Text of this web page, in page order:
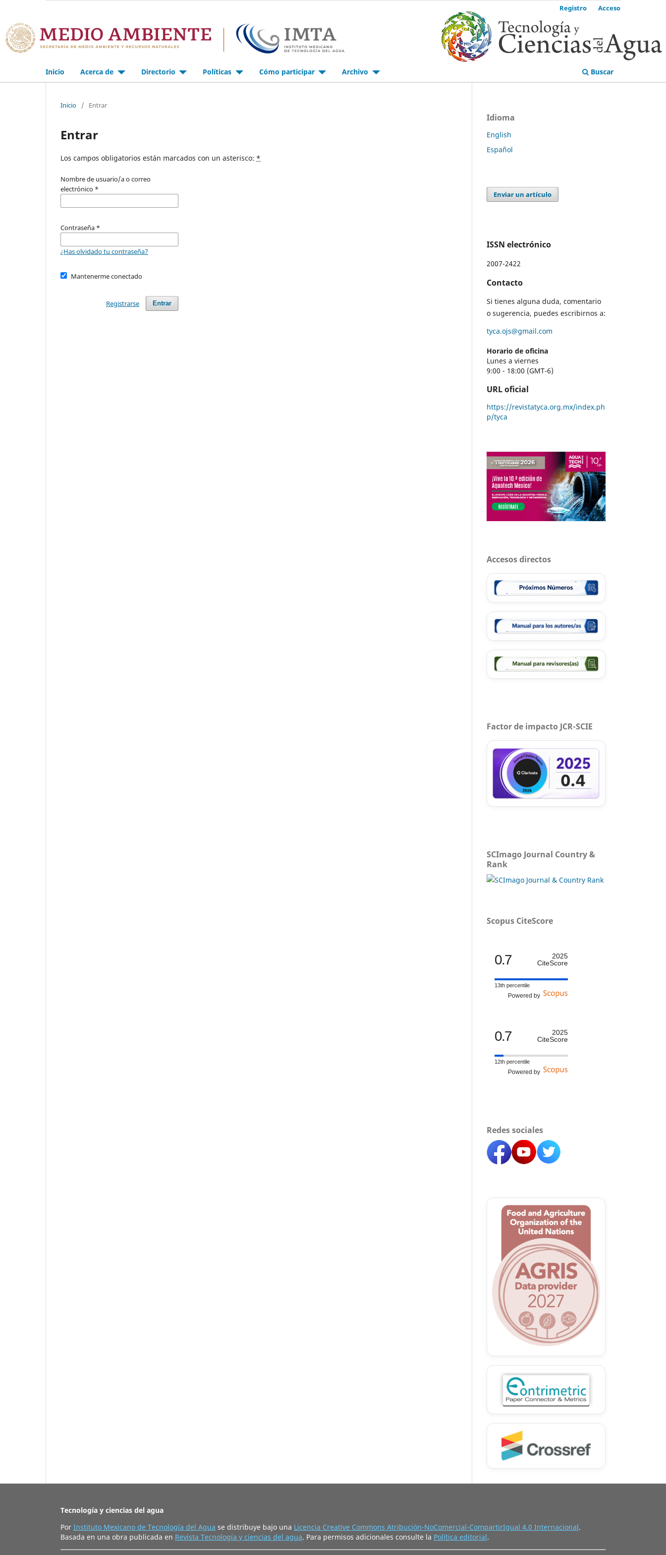
Inicio Acerca de Directorio Políticas Cómo participar Archivo Buscar
Registro Acceso
Inicio / Entrar
Entrar
Los campos obligatorios están marcados con un asterisco: *
Nombre de usuario/a o correo
electrónico *
Contraseña *
¿Has olvidado tu contraseña?
Mantenerme conectado
Entrar
Registrarse
Idioma
English
Español
Enviar un artículo
ISSN electrónico
2007-2422
Contacto
Si tienes alguna duda, comentario
o sugerencia, puedes escribirnos a:
tyca.ojs@gmail.com
Horario de oficina
Lunes a viernes
9:00 - 18:00 (GMT-6)
URL oficial
https://revistatyca.org.mx/index.ph
p/tyca
Accesos directos
Factor de impacto JCR-SCIE
SCImago Journal Country &
Rank
Scopus CiteScore
0.7
2025
CiteScore
13th percentile
Powered by
0.7
2025
CiteScore
12th percentile
Powered by
Redes sociales
Tecnología y ciencias del agua
Por Instituto Mexicano de Tecnología del Agua se distribuye bajo una Licencia Creative Commons Atribución-NoComercial-CompartirIgual 4.0 Internacional.
Basada en una obra publicada en Revista Tecnología y ciencias del agua. Para permisos adicionales consulte la Política editorial.